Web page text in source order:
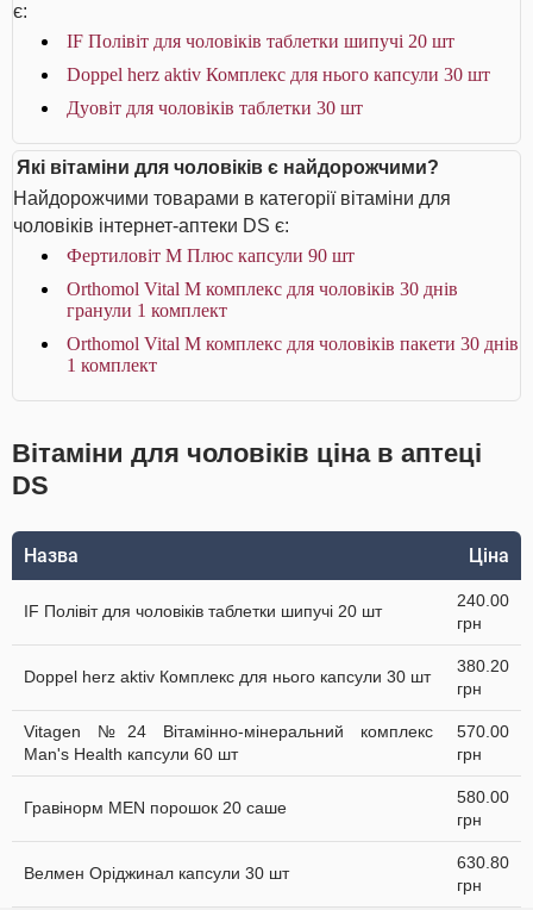
є:
IF Полівіт для чоловіків таблетки шипучі 20 шт
Doppel herz aktiv Комплекс для нього капсули 30 шт
Дуовіт для чоловіків таблетки 30 шт
Які вітаміни для чоловіків є найдорожчими?
Найдорожчими товарами в категорії вітаміни для
чоловіків інтернет-аптеки DS є:
Фертиловіт М Плюс капсули 90 шт
Orthomol Vital M комплекс для чоловіків 30 днів
гранули 1 комплект
Orthomol Vital M комплекс для чоловіків пакети 30 днів
1 комплект
Вітаміни для чоловіків ціна в аптеці
DS
Назва Ціна
IF Полівіт для чоловіків таблетки шипучі 20 шт
240.00
грн
Doppel herz aktiv Комплекс для нього капсули 30 шт
380.20
грн
Vitagen №24 Вітамінно-мінеральний комплекс
Man's Health капсули 60 шт
570.00
грн
Гравінорм MEN порошок 20 саше
580.00
грн
Велмен Оріджинал капсули 30 шт
630.80
грн